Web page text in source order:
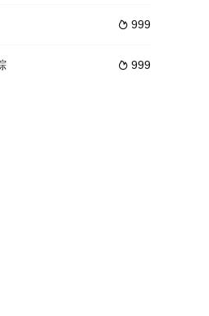
成为演员的初心，在经历外界种种嘲笑、
牙利犹太人正密谋暴乱，捣毁焚尸炉，由
，却有
样一个充满快节奏、充满利益的城市，子
生活的照屋踊，憧憬舞蹈学校的丽莎，开
 999
 999